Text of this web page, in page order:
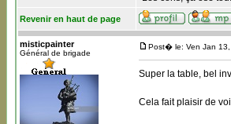
Revenir en haut de page
misticpainter
Général de brigade
Post� le: Ven Jan
Super la table, bel
Cela fait plaisir de